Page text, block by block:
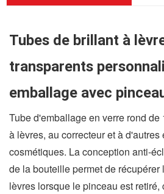
Tubes de brillant à
transparents
emballage avec
Tube d'emballage en verre rond
à lèvres, au correcteur et à
cosmétiques. La conception anti-
de la bouteille permet de
lèvres lorsque le pinceau est